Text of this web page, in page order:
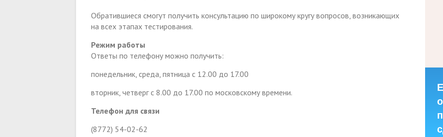
Обратившиеся смогут получить консультацию по широкому кругу вопросов, возникающих
на всех этапах тестирования.
Режим работы
Ответы по телефону можно получить:
понедельник, среда, пятница с 12.00 до 17.00
вторник, четверг с 8.00 до 17.00 по московскому времени.
Телефон для связи
(8772) 54-02-62